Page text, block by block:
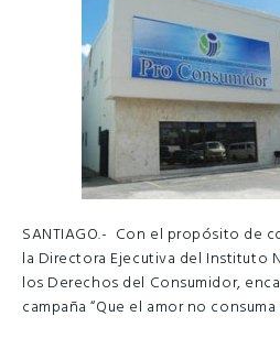
SANTIAGO.- Con el propósito de
la Directora Ejecutiva del Instituto
los Derechos del Consumidor,
campaña “Que el amor no